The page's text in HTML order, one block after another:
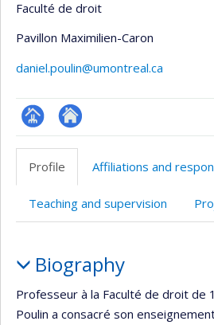
Faculté de droit
Pavillon Maximilien-Caron
daniel.poulin@umontreal.ca
Page Autre
Profile Affiliations and
Teaching and supervision
Biography
Professeur à la Faculté de droit de
Poulin a consacré son